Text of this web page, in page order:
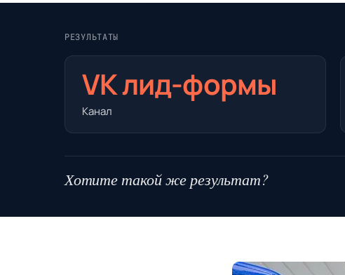
РЕЗУЛЬТАТЫ
VK лид-формы
Канал
Хотите такой же результат?